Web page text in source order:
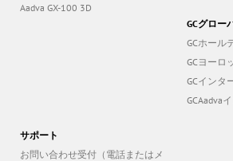
Aadva GX-100 3D
GCグロー
GCホール
GCヨーロ
GCインタ
GCAadva
サポート
お問い合わせ受付（電話またはメ